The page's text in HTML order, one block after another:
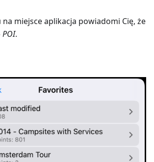
miejsce aplikacja powiadomi Cię, że
POI.